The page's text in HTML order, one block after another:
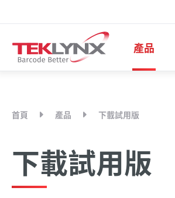
產品
首頁 產品 下載試用版
下載試用版